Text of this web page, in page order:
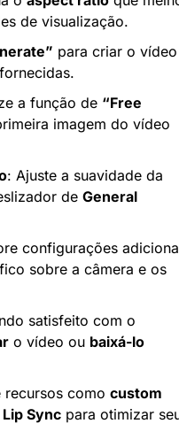
de visualização.
para criar o vídeo
a função de “Free
imagem do vídeo
: Ajuste a suavidade da
de General
configurações
sobre a câmera e os
satisfeito com o
o vídeo ou baixá-lo
recursos como custom
Lip Sync para otimizar